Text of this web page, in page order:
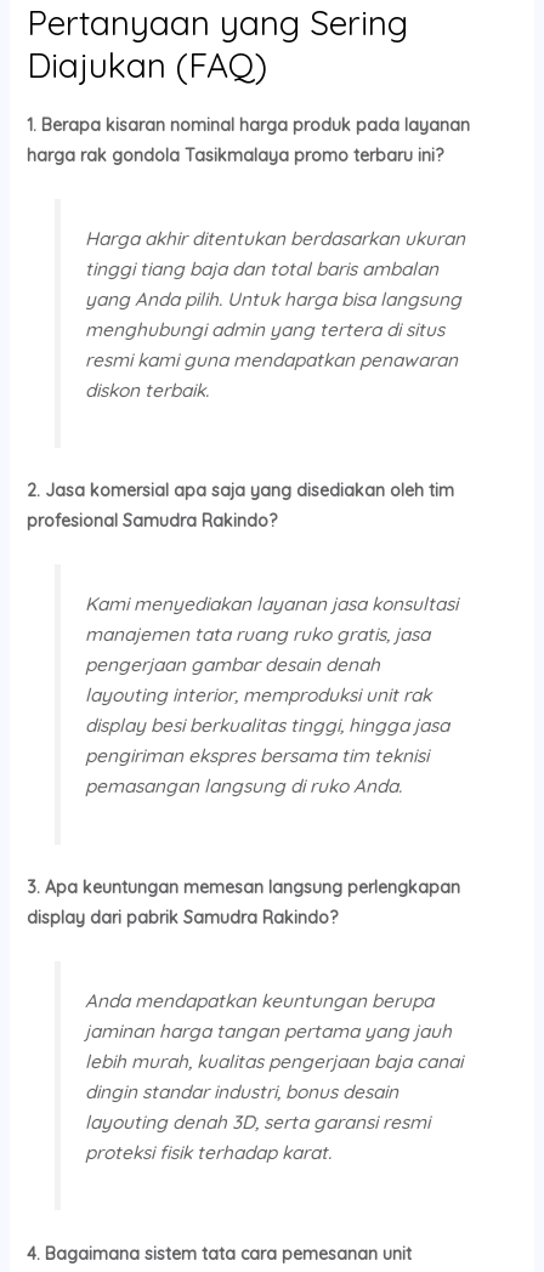
Pertanyaan yang Sering
Diajukan (FAQ)
1. Berapa kisaran nominal harga produk pada layanan
harga rak gondola Tasikmalaya promo terbaru ini?
Harga akhir ditentukan berdasarkan ukuran
tinggi tiang baja dan total baris ambalan
yang Anda pilih. Untuk harga bisa langsung
menghubungi admin yang tertera di situs
resmi kami guna mendapatkan penawaran
diskon terbaik.
2. Jasa komersial apa saja yang disediakan oleh tim
profesional Samudra Rakindo?
Kami menyediakan layanan jasa konsultasi
manajemen tata ruang ruko gratis, jasa
pengerjaan gambar desain denah
layouting interior, memproduksi unit rak
display besi berkualitas tinggi, hingga jasa
pengiriman ekspres bersama tim teknisi
pemasangan langsung di ruko Anda.
3. Apa keuntungan memesan langsung perlengkapan
display dari pabrik Samudra Rakindo?
Anda mendapatkan keuntungan berupa
jaminan harga tangan pertama yang jauh
lebih murah, kualitas pengerjaan baja canai
dingin standar industri, bonus desain
layouting denah 3D, serta garansi resmi
proteksi fisik terhadap karat.
4. Bagaimana sistem tata cara pemesanan unit